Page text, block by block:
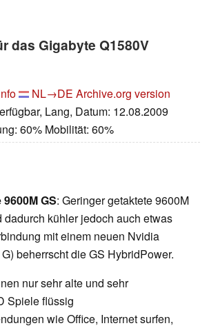
das Gigabyte Q1580V
NL→DE Archive.org version
Lang, Datum: 12.08.2009
60% Mobilität: 60%
GS: Geringer getaktete 9600M
dadurch kühler jedoch auch etwas
mit einem neuen Nvidia
beherrscht die GS HybridPower.
nur sehr alte und sehr
Spiele flüssig
wie Office, Internet surfen,